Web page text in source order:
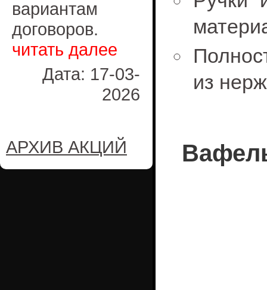
вариантам
договоров.
читать далее
Дата: 17-03-
2026
АРХИВ АКЦИЙ
из